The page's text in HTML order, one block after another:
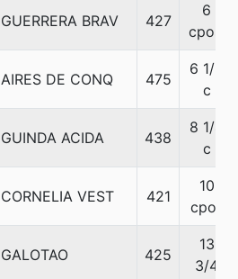
GUERRERA BRAV 427
6
cpos.
AIRES DE CONQ 475
6 1/2
c
GUINDA ACIDA 438
8 1/4
c
CORNELIA VEST 421
10
cpos
GALOTAO 425
13
3/4